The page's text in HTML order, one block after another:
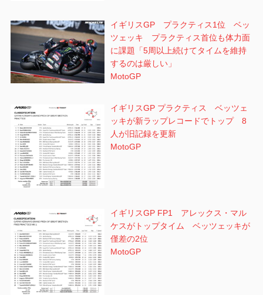
イギリスGP プラクティス1位 ベッ
ツェッキ プラクティス首位も体力面
に課題「5周以上続けてタイムを維持
するのは厳しい」
MotoGP
イギリスGP プラクティス ベッツェ
ッキが新ラップレコードでトップ 8
人が旧記録を更新
MotoGP
イギリスGP FP1 アレックス・マル
ケスがトップタイム ベッツェッキが
僅差の2位
MotoGP